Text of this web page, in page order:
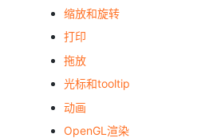
缩放和旋转
打印
拖放
光标和tooltip
动画
OpenGL渲染